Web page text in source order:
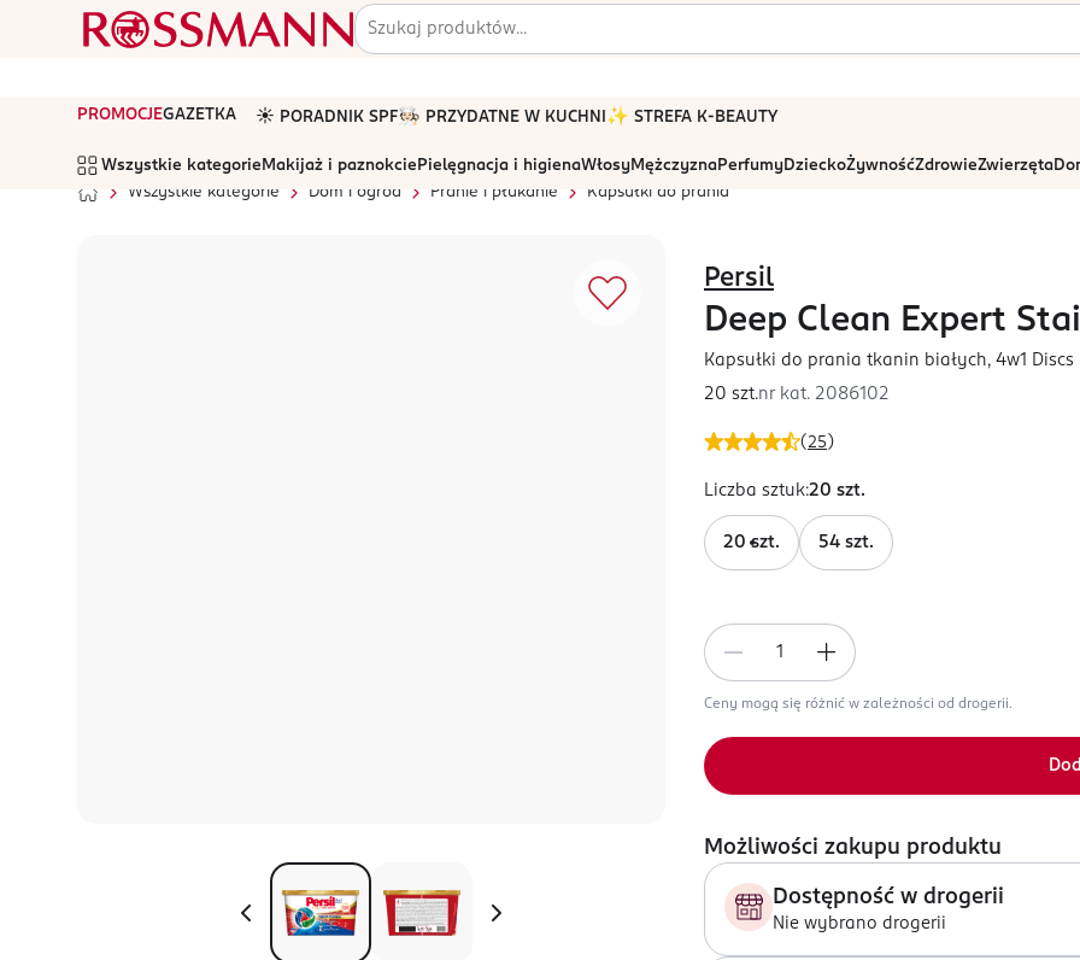
PROMOCJEGAZETKA ☀️ PORADNIK SPF🧑🏻‍🍳 PRZYDATNE W KUCHNI ✨ STREFA K-BEAUTY
Wszystkie kategorie Makijaż i paznokcie Pielęgnacja i higienaWłosyMężczyznaPerfumyDzieckoŻywnośćZdrowieZwierzęta
Wszystkie kategorie
Dom i ogród Pranie i płukanie Kapsułki do prania
(25 )
Persil
Deep Clean Expert
Kapsułki do prania tkanin białych, 4w1 Discs
20 szt.nr kat. 2086102
Liczba sztuk:20 szt.
20 szt. 54 szt.
Ceny mogą się różnić w zależności od drogerii.
Możliwości zakupu produktu
Dostępność w drogerii
Nie wybrano drogerii